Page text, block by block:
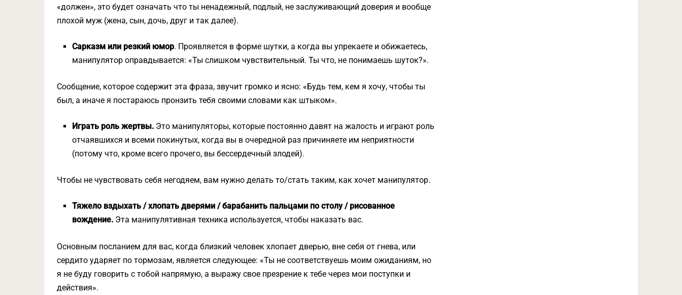
«должен», это будет означать что ты ненадежный, подлый, не заслуживающий доверия и вообще
плохой муж (жена, сын, дочь, друг и так далее).
Сарказм или резкий юмор. Проявляется в форме шутки, а когда вы упрекаете и обижаетесь,
манипулятор оправдывается: «Ты слишком чувствительный. Ты что, не понимаешь шуток?».
Сообщение, которое содержит эта фраза, звучит громко и ясно: «Будь тем, кем я хочу, чтобы ты
был, а иначе я постараюсь пронзить тебя своими словами как штыком».
Играть роль жертвы. Это манипуляторы, которые постоянно давят на жалость и играют роль
отчаявшихся и всеми покинутых, когда вы в очередной раз причиняете им неприятности
(потому что, кроме всего прочего, вы бессердечный злодей).
Чтобы не чувствовать себя негодяем, вам нужно делать то/стать таким, как хочет манипулятор.
Тяжело вздыхать / хлопать дверями / барабанить пальцами по столу / рисованное
вождение. Эта манипулятивная техника используется, чтобы наказать вас.
Основным посланием для вас, когда близкий человек хлопает дверью, вне себя от гнева, или
сердито ударяет по тормозам, является следующее: «Ты не соответствуешь моим ожиданиям, но
я не буду говорить с тобой напрямую, а выражу свое презрение к тебе через мои поступки и
действия».